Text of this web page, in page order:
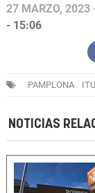
27 MARZO, 2023
- 15:06
PAMPLONA
NOTICIAS